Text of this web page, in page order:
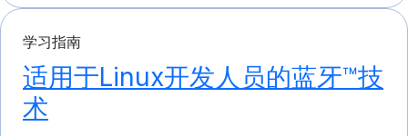
学习指南
适用于Linux开发人员的蓝牙™技
术